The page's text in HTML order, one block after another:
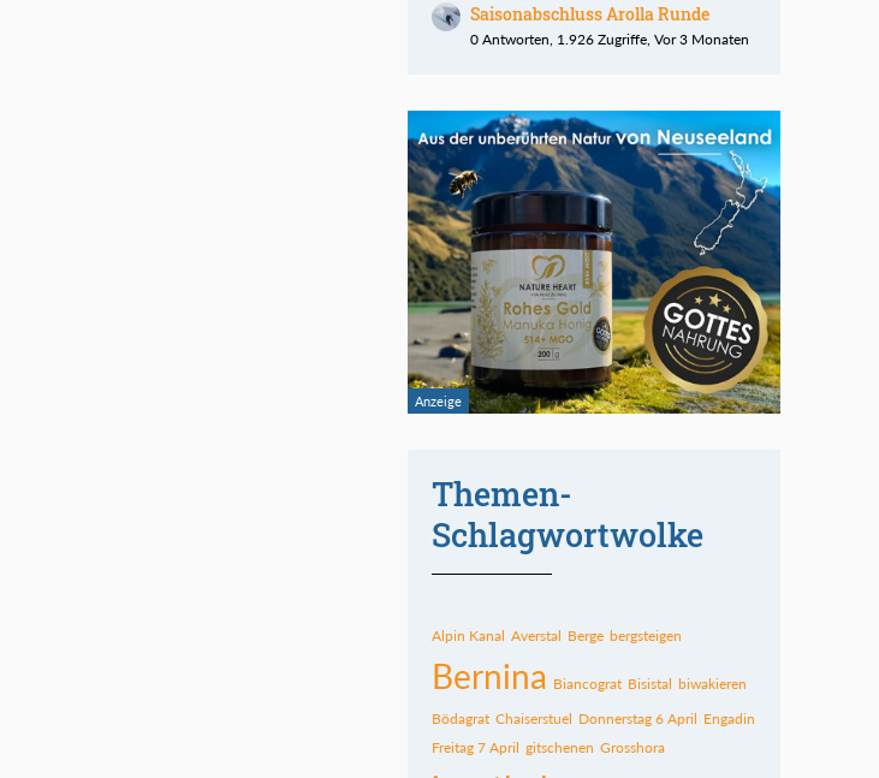
Saisonabschluss Arolla Runde
0 Antworten, 1.926 Zugriffe, Vor 3 Monaten
Themen-
Schlagwortwolke
Alpin Kanal Averstal Berge bergsteigen
Bernina Biancograt Bisistal biwakieren
Bödagrat Chaiserstuel Donnerstag 6 April Engadin
Freitag 7 April gitschenen Grosshora